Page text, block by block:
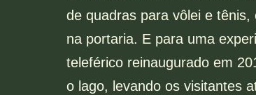
de quadras para vôlei e
na portaria. E para uma
teleférico reinaugurado em
o lago, levando os visitantes